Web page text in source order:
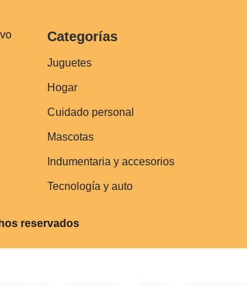
Categorías
Juguetes
Hogar
Cuidado personal
Mascotas
Indumentaria y accesorios
Tecnología y auto
reservados